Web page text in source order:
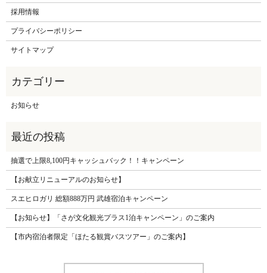
採用情報
プライバシーポリシー
サイトマップ
お知らせ
抽選で上限8,100円キャッシュバック！！キャンペーン
【お献立リニューアルのお知らせ】
スエヒロガリ 総額888万円 武雄宿泊キャンペーン
【お知らせ】「さが文化観光プラス1泊キャンペーン」のご案内
【市内宿泊者限定「ほたる観賞バスツアー」のご案内】